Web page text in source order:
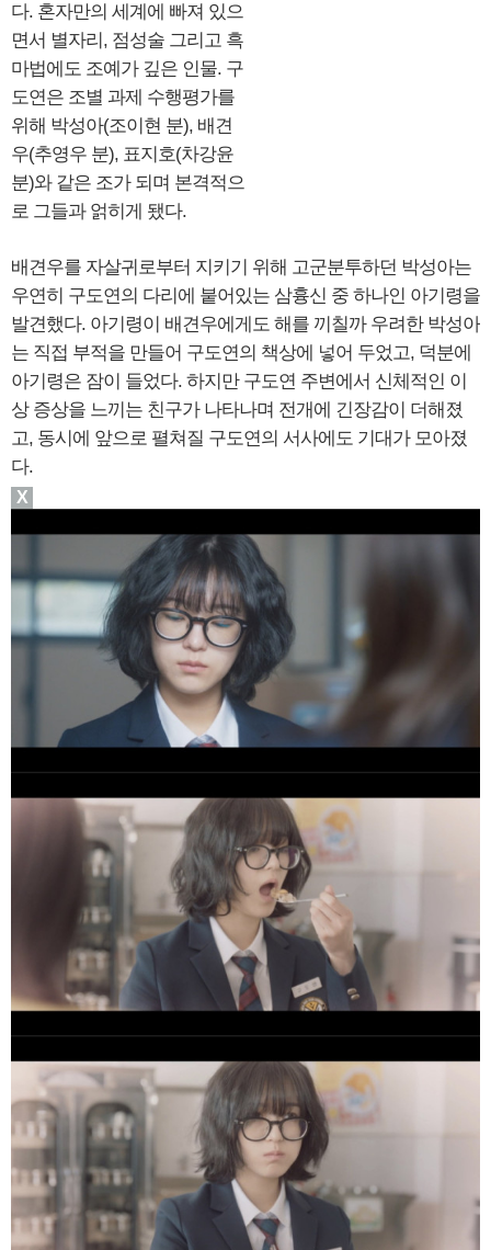
다. 혼자만의 세계에 빠져 있으
면서 별자리, 점성술 그리고 흑
마법에도 조예가 깊은 인물. 구
도연은 조별 과제 수행평가를
위해 박성아(조이현 분), 배견
우(추영우 분), 표지호(차강윤
분)와 같은 조가 되며 본격적으
로 그들과 얽히게 됐다.
배견우를 자살귀로부터 지키기 위해 고군분투하던 박성아는
우연히 구도연의 다리에 붙어있는 삼흉신 중 하나인 아기령을
발견했다. 아기령이 배견우에게도 해를 끼칠까 우려한 박성아
는 직접 부적을 만들어 구도연의 책상에 넣어 두었고, 덕분에
아기령은 잠이 들었다. 하지만 구도연 주변에서 신체적인 이
상 증상을 느끼는 친구가 나타나며 전개에 긴장감이 더해졌
고, 동시에 앞으로 펼쳐질 구도연의 서사에도 기대가 모아졌
다.
X